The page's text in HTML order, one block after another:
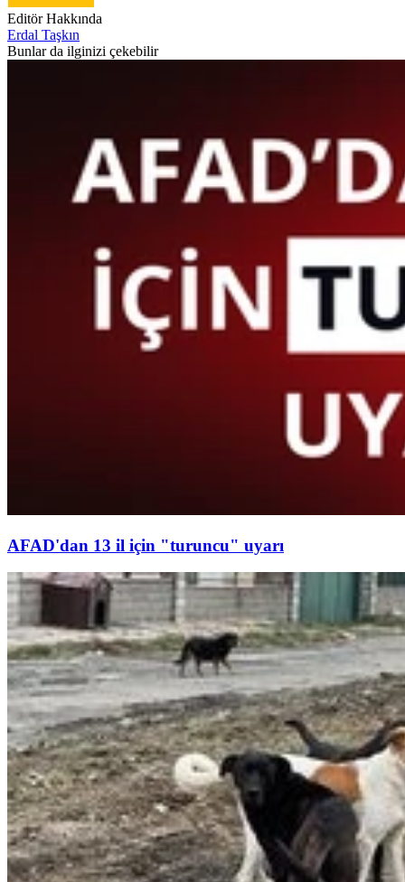
Editör Hakkında
Erdal Taşkın
Bunlar da ilginizi çekebilir
AFAD'dan 13 il için "turuncu" uyarı